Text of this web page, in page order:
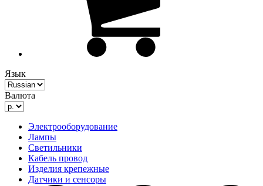
Язык
Валюта
Электрооборудование
Лампы
Светильники
Кабель провод
Изделия крепежные
Датчики и сенсоры